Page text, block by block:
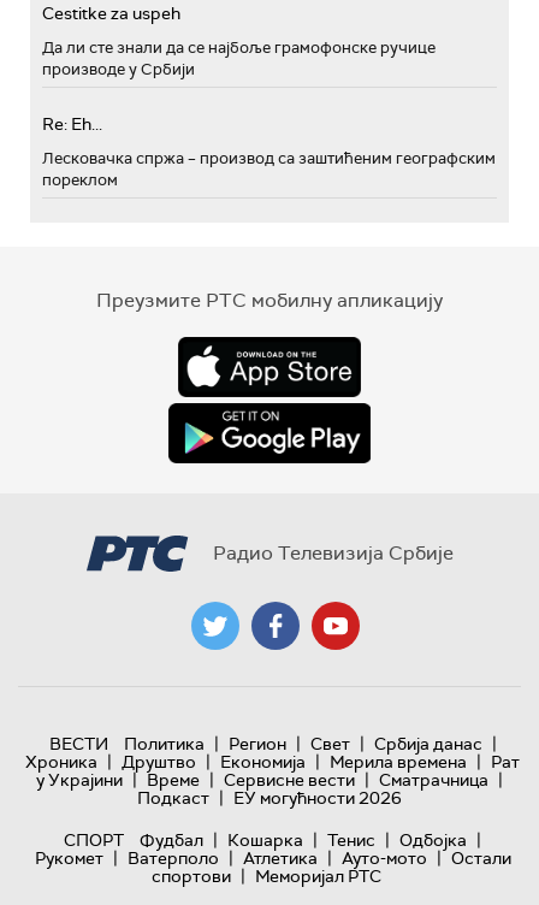
Cestitke za uspeh
Да ли сте знали да се најбоље грамофонске ручице
производе у Србији
Re: Eh...
Лесковачка спржа – производ са заштићеним географским
пореклом
Преузмите РТС мобилну апликацију
Радио Телевизија Србије
ВЕСТИ Политика | Регион | Свет | Србија данас |
Хроника | Друштво | Економија | Мерила времена | Рат
у Украјини | Време | Сервисне вести | Сматрачница |
Подкаст | ЕУ могућности 2026
СПОРТ
Фудбал | Кошарка | Тенис | Одбојка |
Рукомет | Ватерполо | Атлетика | Ауто-мото | Остали
спортови | Меморијал РТС